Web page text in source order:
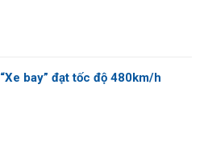
“Xe bay” đạt tốc độ 480km/h